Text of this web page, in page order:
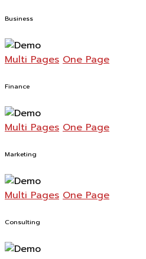
Business
Multi Pages One Page
Finance
Multi Pages One Page
Marketing
Multi Pages One Page
Consulting